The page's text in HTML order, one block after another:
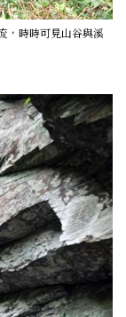
，時時可見山谷與溪